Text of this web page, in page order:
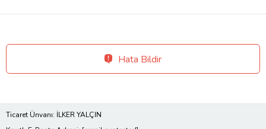
Hata Bildir
Ticaret Ünvanı: İLKER YALÇIN